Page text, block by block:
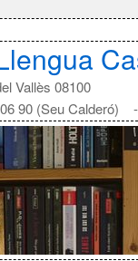
Vallès 08100
90 (Seu Calderó)